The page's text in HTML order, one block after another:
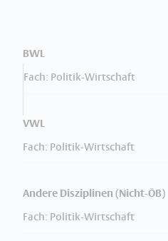
Fach: Politik-Wirtschaft
BWL
Fach: Politik-Wirtschaft
VWL
Fach: Politik-Wirtschaft
Andere Disziplinen (Nicht-ÖB)